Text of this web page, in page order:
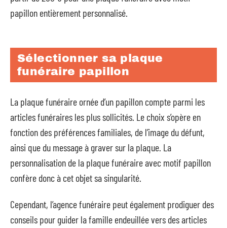
papillon entièrement personnalisé.
Sélectionner sa plaque
funéraire papillon
La plaque funéraire ornée d’un papillon compte parmi les
articles funéraires les plus sollicités. Le choix s’opère en
fonction des préférences familiales, de l’image du défunt,
ainsi que du message à graver sur la plaque. La
personnalisation de la plaque funéraire avec motif papillon
confère donc à cet objet sa singularité.
Cependant, l’agence funéraire peut également prodiguer des
conseils pour guider la famille endeuillée vers des articles